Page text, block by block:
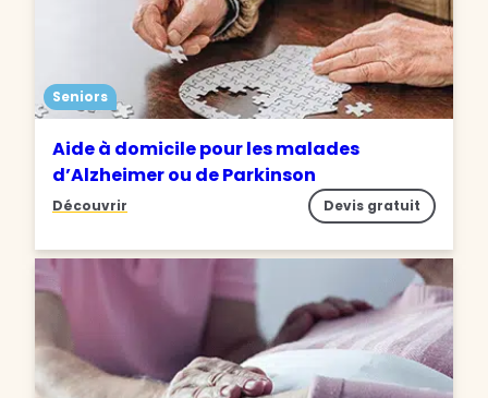
Seniors
Aide à domicile pour les malades
d’Alzheimer ou de Parkinson
Découvrir Devis gratuit